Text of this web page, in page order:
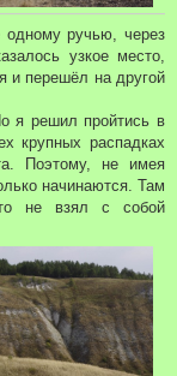
ручью, через
узкое место,
и перешёл на другой
я решил пройтись в
крупных распадках
Поэтому, не имея
начинаются. Там
не взял с собой